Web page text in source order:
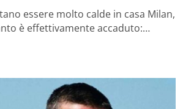
essere molto calde in casa Milan,
è effettivamente accaduto:…